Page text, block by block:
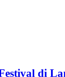
di